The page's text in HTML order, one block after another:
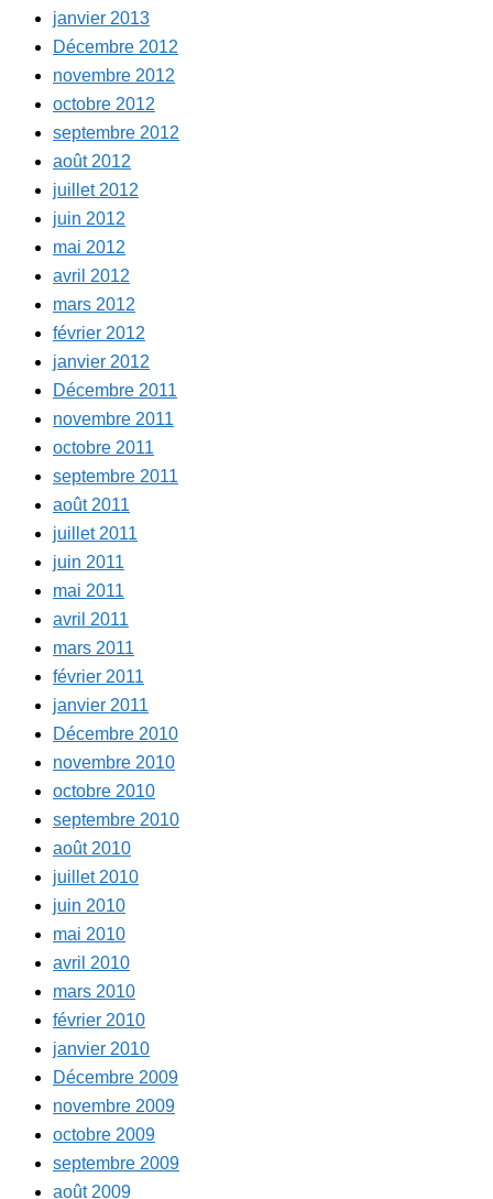
janvier 2013
Décembre 2012
novembre 2012
octobre 2012
septembre 2012
août 2012
juillet 2012
juin 2012
mai 2012
avril 2012
mars 2012
février 2012
janvier 2012
Décembre 2011
novembre 2011
octobre 2011
septembre 2011
août 2011
juillet 2011
juin 2011
mai 2011
avril 2011
mars 2011
février 2011
janvier 2011
Décembre 2010
novembre 2010
octobre 2010
septembre 2010
août 2010
juillet 2010
juin 2010
mai 2010
avril 2010
mars 2010
février 2010
janvier 2010
Décembre 2009
novembre 2009
octobre 2009
septembre 2009
août 2009